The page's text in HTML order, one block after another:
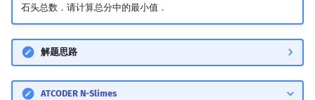
石头总数．请计算总分中的最小值．
解题思路
ATCODER N-Slimes